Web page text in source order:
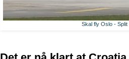
Skal fly Oslo -